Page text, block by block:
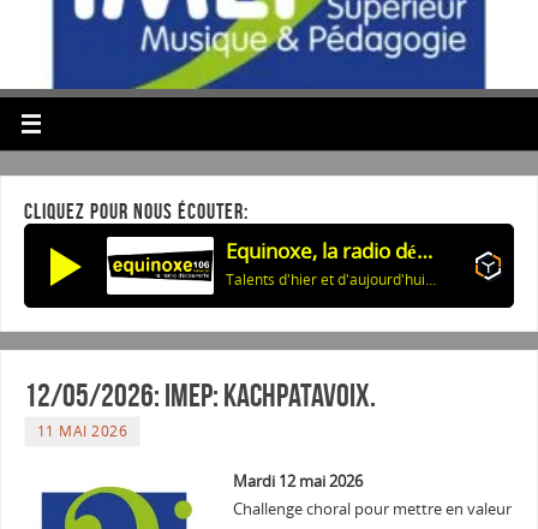
CLIQUEZ POUR NOUS ÉCOUTER:
Equinoxe, la radio découverte
Talents d'hier et d'aujourd'hui: Adaptations chansons américaines-01
12/05/2026: Imep: Kachpatavoix.
11 MAI 2026
Mardi 12 mai 2026
Challenge choral pour mettre en valeur